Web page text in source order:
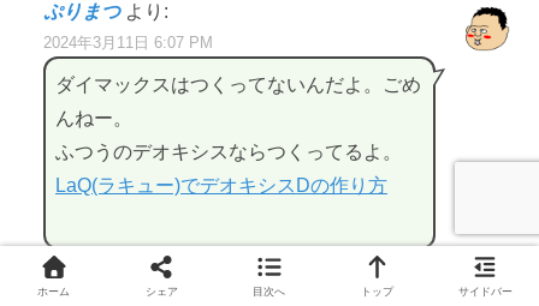
ぷりまつ より:
2024年3月11日 6:07 PM
ダイマックスはつくってないんだよ。ごめ
んねー。
ふつうのデオキシスならつくってるよ。
LaQ(ラキュー)でデオキシスDの作り方
ゲンシグラードンとゲンシカイオーガ より:
ホーム シェア 目次へ トップ サイドバー